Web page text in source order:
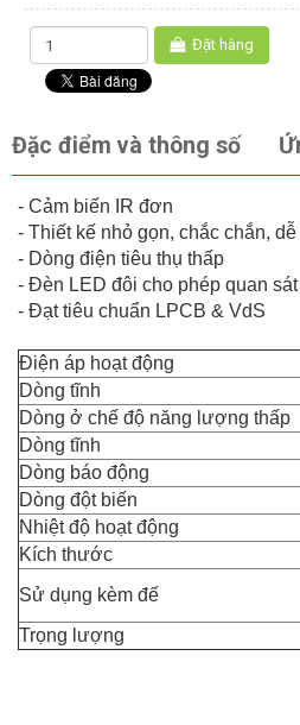
Đặt hàng
Đặc điểm và thông số
- Cảm biến IR đơn
- Thiết kế nhỏ gọn, chắc chắn,
- Dòng điện tiêu thụ thấp
- Đèn LED đôi cho phép quan
- Đạt tiêu chuẩn LPCB & VdS
Điện áp hoạt động
Dòng tĩnh
Dòng ở chế độ năng lượng thấp
Dòng tĩnh
Dòng báo động
Dòng đột biến
Nhiệt độ hoạt động
Kích thước
Sử dụng kèm đế
Trọng lượng